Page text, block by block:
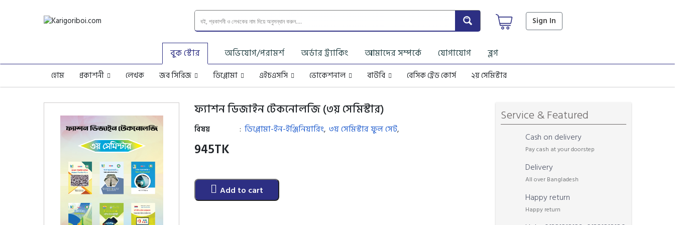
Sign In
বুক স্টোর অভিযোগ/পরামর্শ অর্ডার ট্র্যাকিং আমাদের সম্পর্কে যোগাযোগ ব্লগ
হোম প্রকাশনী লেখক জব সিরিজ ডিপ্লোমা এইচএসসি ভোকেশনাল বাউবি বেসিক ট্রেড কোর্স ২য় সেমিস্টার
ফ্যাশন ডিজাইন টেকনোলজি (৩য় সেমিস্টার)
বিষয় : ডিপ্লোমা-ইন-ইঞ্জিনিয়ারিং, ৩য় সেমিস্টার ফুল সেট,
945TK
Add to cart
Service & Featured
Cash on delivery
Pay cash at your doorstep
Delivery
All over Bangladesh
Happy return
Happy return